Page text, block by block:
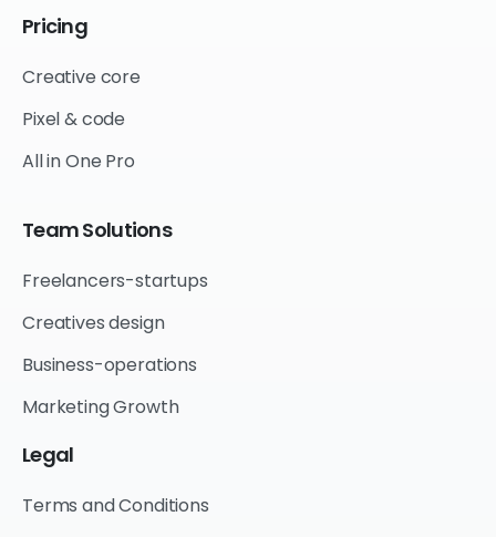
Pricing
Creative core
Pixel & code
All in One Pro
TeamSolutions
Freelancers-startups
Creatives design
Business-operations
Marketing Growth
Legal
Terms and Conditions